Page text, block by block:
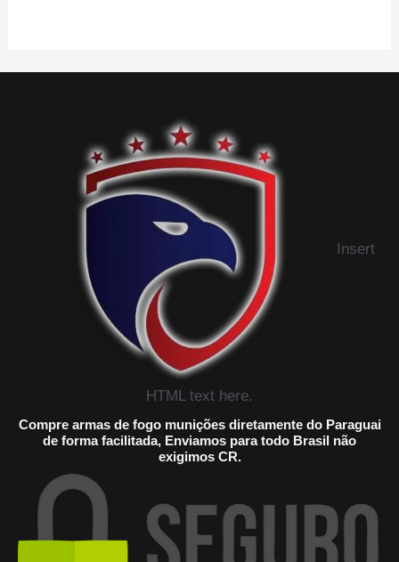
Insert
HTML text here.
Compre armas de fogo munições diretamente do Paraguai
de forma facilitada, Enviamos para todo Brasil não
exigimos CR.